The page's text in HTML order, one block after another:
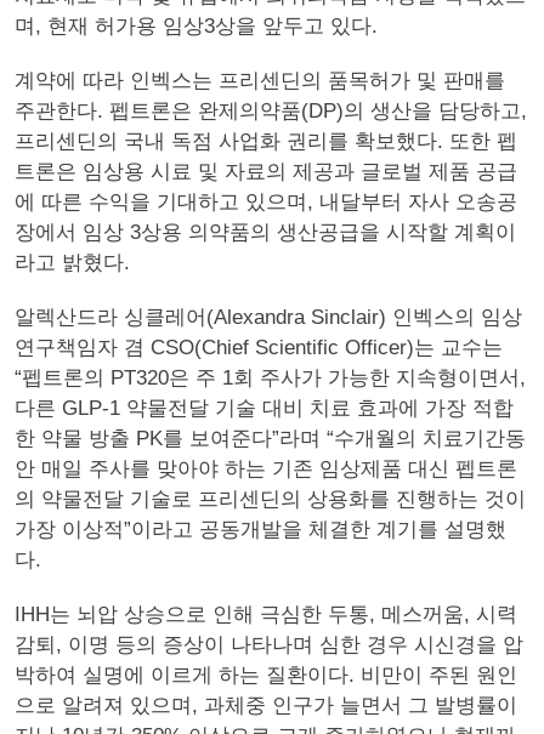
며, 현재 허가용 임상3상을 앞두고 있다.
계약에 따라 인벡스는 프리센딘의 품목허가 및 판매를
주관한다. 펩트론은 완제의약품(DP)의 생산을 담당하고,
프리센딘의 국내 독점 사업화 권리를 확보했다. 또한 펩
트론은 임상용 시료 및 자료의 제공과 글로벌 제품 공급
에 따른 수익을 기대하고 있으며, 내달부터 자사 오송공
장에서 임상 3상용 의약품의 생산공급을 시작할 계획이
라고 밝혔다.
알렉산드라 싱클레어(Alexandra Sinclair) 인벡스의 임상
연구책임자 겸 CSO(Chief Scientific Officer)는 교수는
“펩트론의 PT320은 주 1회 주사가 가능한 지속형이면서,
다른 GLP-1 약물전달 기술 대비 치료 효과에 가장 적합
한 약물 방출 PK를 보여준다”라며 “수개월의 치료기간동
안 매일 주사를 맞아야 하는 기존 임상제품 대신 펩트론
의 약물전달 기술로 프리센딘의 상용화를 진행하는 것이
가장 이상적”이라고 공동개발을 체결한 계기를 설명했
다.
IHH는 뇌압 상승으로 인해 극심한 두통, 메스꺼움, 시력
감퇴, 이명 등의 증상이 나타나며 심한 경우 시신경을 압
박하여 실명에 이르게 하는 질환이다. 비만이 주된 원인
으로 알려져 있으며, 과체중 인구가 늘면서 그 발병률이